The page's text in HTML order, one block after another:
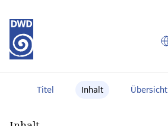
Titel Inhalt Übersicht